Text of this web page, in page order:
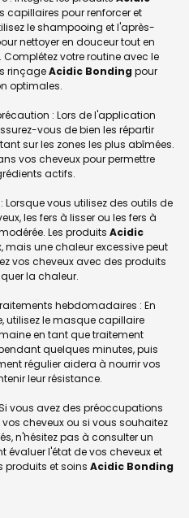
capillaires pour renforcer et
le shampooing et l'après-
nettoyer en douceur tout en
votre routine avec le
rinçageAcidic Bonding pour
optimales.
: Lors de l'application
vous de bien les répartir
sur les zones les plus abîmées.
vos cheveux pour permettre
actifs.
Lorsque vous utilisez des outils de
les fers à lisser ou les fers à
Les produits Acidic
mais une chaleur excessive peut
vos cheveux avec des produits
la chaleur.
hebdomadaires : En
utilisez le masque capillaire
en tant que traitement
quelques minutes, puis
régulier aidera à nourrir vos
leur résistance.
vous avez des préoccupations
cheveux ou si vous souhaitez
n'hésitez pas à consulter un
évaluer l'état de vos cheveux et
produits et soins Acidic Bonding